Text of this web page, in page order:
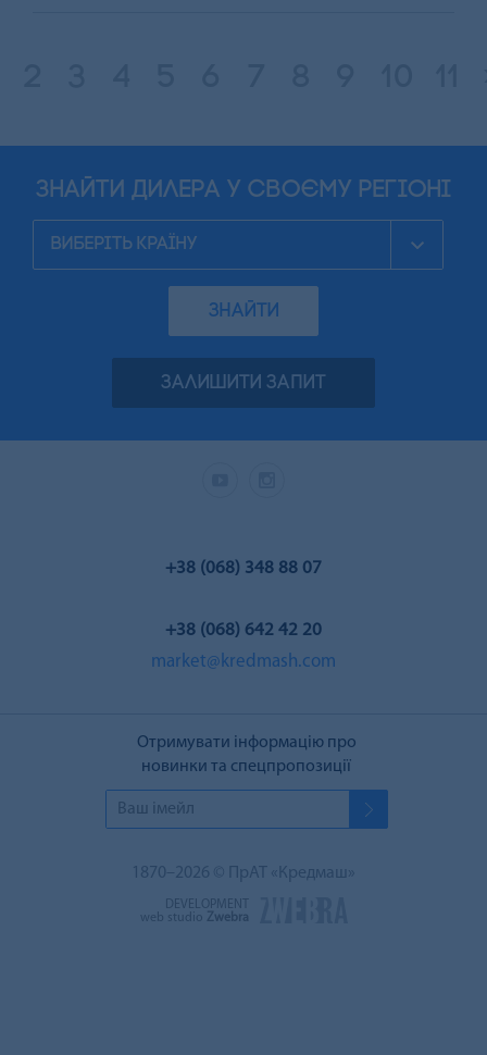
знайти дилера у своєму регіоні
ЗНАЙТИ
ЗАЛИШИТИ ЗАПИТ
+38 (068) 348 88 07
+38 (068) 642 42 20
market@kredmash.com
1870–2026 © ПрАТ «Кредмаш»
Отримувати інформацію про
новинки та спецпропозиції
DEVELOPMENT
web studio Zwebra